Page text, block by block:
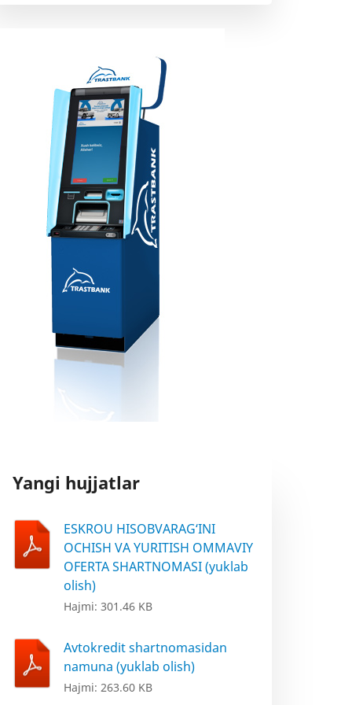
Yangi hujjatlar
ESKROU HISOBVARAG‘INI
OCHISH VA YURITISH OMMAVIY
OFERTA SHARTNOMASI (yuklab
olish)
Hajmi: 301.46 KB
Avtokredit shartnomasidan
namuna (yuklab olish)
Hajmi: 263.60 KB